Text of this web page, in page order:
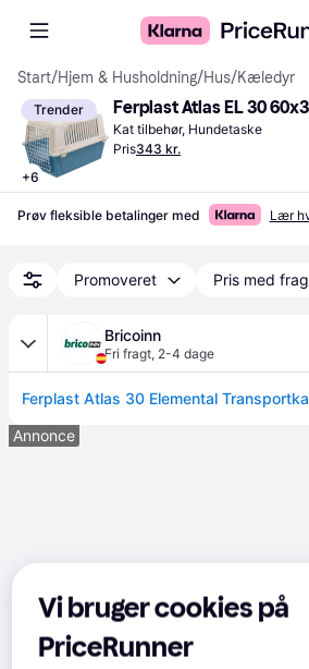
Start/Hjem & Husholdning/Hus/Kæledyr
Trender
+6
Ferplast Atlas EL 30
Kat tilbehør, Hundetaske
Pris343 kr.
Prøv fleksible betalinger med Lær
Promoveret Pris med
Bricoinn
Fri fragt, 2-4 dage
Annonce
Vi bruger cookies på
PriceRunner